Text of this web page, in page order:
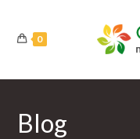
0
Blog